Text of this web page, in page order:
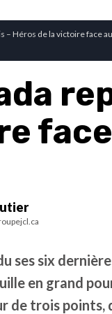
– Héros de la victoire face
ses six
en grand
de trois points,